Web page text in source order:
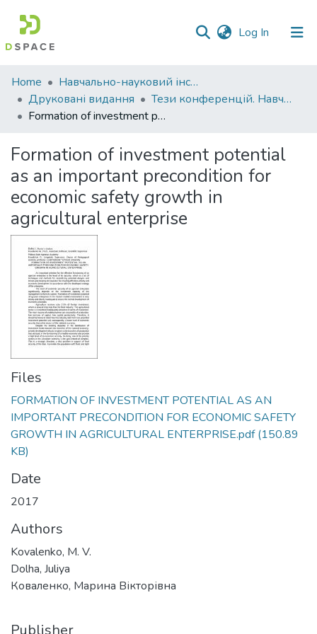
Log In (current)
Communities
&
Collections
Statistics
Home
Навчально-науковий інститут економіки, управління, права та інформаційних технологій
Друковані видання
Тези конференцій. Навчально-науковий інститут економіки, управління, права та інформаційних технологій
Formation of investment potential as an important precondition for economic safety growth in agricultural enterprise
Formation of investment potential
as an important precondition for
economic safety growth in
agricultural enterprise
Files
FORMATION OF INVESTMENT POTENTIAL AS AN
IMPORTANT PRECONDITION FOR ECONOMIC SAFETY
GROWTH IN AGRICULTURAL ENTERPRISE.pdf(150.89
KB)
Date
2017
Authors
Kovalenko, M. V.
Dolha, Juliya
Коваленко, Марина Вікторівна
Publisher